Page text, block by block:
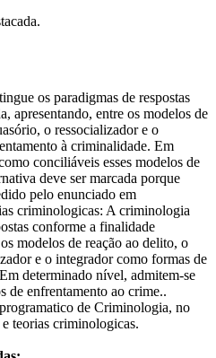
os paradigmas de respostas
apresentando, entre os modelos de
o ressocializador e o
à criminalidade. Em
conciliáveis esses modelos de
deve ser marcada porque
pelo enunciado em
criminologicas: A criminologia
conforme a finalidade
modelos de reação ao delito, o
e o integrador como formas de
determinado nível, admitem-se
de enfrentamento ao crime..
de Criminologia, no
teorias criminologicas.